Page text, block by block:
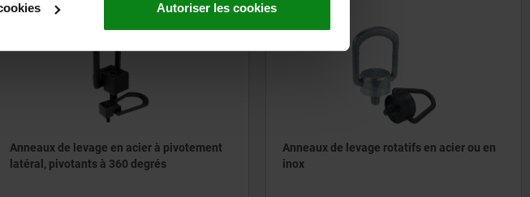
Autoriser les cookies
07752
Anneaux de levage en acier à pivotement
latéral, pivotants à 360 degrés
Anneaux de levage rotatifs en acier ou en
inox